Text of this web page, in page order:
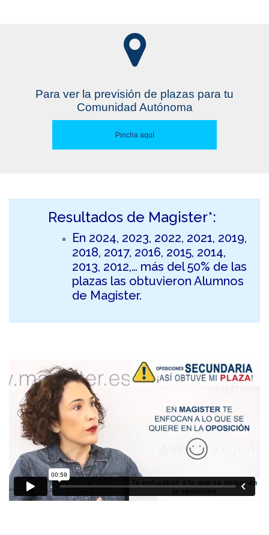
Para ver la previsión de plazas para tu
Comunidad Autónoma
Pincha aquí
Resultados de Magister*:
En 2024, 2023, 2022, 2021, 2019,
2018, 2017, 2016, 2015, 2014,
2013, 2012,… más del 50% de las
plazas las obtuvieron Alumnos
de Magister.